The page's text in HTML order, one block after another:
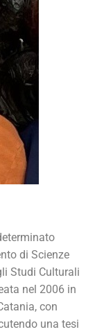
di Scienze
Studi Culturali
nel 2006 in
con
una tesi